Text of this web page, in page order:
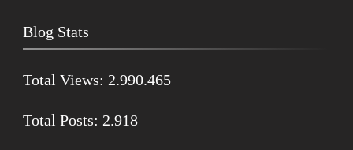
Blog Stats
Total Views: 2.990.465
Total Posts: 2.918